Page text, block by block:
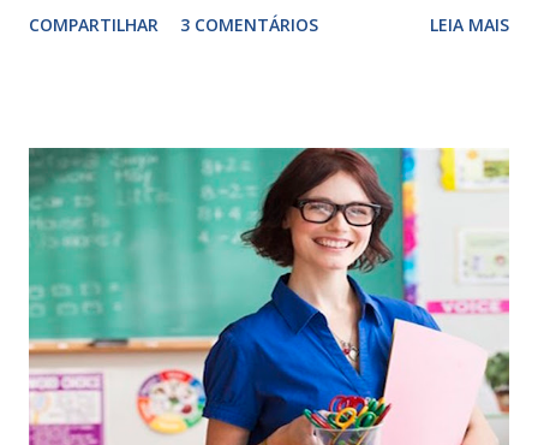
exercitação. E encontrar a melhor maneira de expressar o
sempre as intervenções feitas para ações apresentadas,
isso ressalta trabalho. SUGESTÕES DE PALAVRAS E
EXPRESSÕES PARA USO EM RELATÓRIOS Você pensa Você
escreve O aluno não sabe O aluno não adquiriu os
conceitos, está em fase de aprendizado. Não tem limites
Apresenta dificuldades de auto-regulação, pois… É nervoso
Ainda não desenvolveu habilidades para convívio no
ambiente...
COMPARTILHAR 3 COMENTÁRIOS LEIA MAIS